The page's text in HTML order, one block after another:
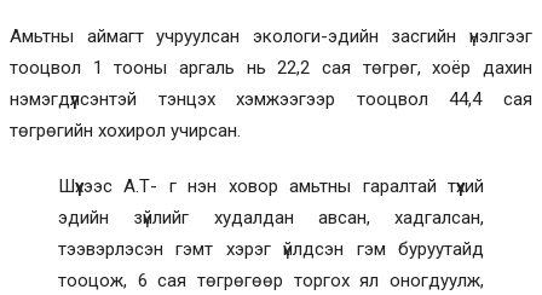
Амьтны аймагт учруулсан экологи-эдийн засгийн үнэлгээг
тооцвол 1 тооны аргаль нь 22,2 сая төгрөг, хоёр дахин
нэмэгдүүлсэнтэй тэнцэх хэмжээгээр тооцвол 44,4 сая
төгрөгийн хохирол учирсан.
Шүүхээс А.Т- г нэн ховор амьтны гаралтай түүхий
эдийн зүйлийг худалдан авсан, хадгалсан,
тээвэрлэсэн гэмт хэрэг үйлдсэн гэм буруутайд
тооцож, 6 сая төгрөгөөр торгох ял оногдуулж,